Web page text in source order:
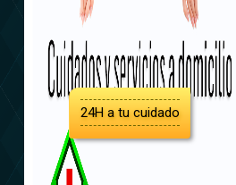
24H a tu cuidado